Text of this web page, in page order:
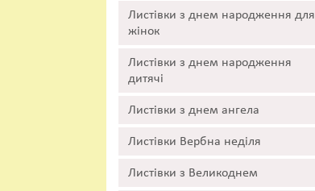
Листівки з днем народження для
жінок
Листівки з днем народження
дитячі
Листівки з днем ангела
Листівки Вербна неділя
Листівки з Великоднем